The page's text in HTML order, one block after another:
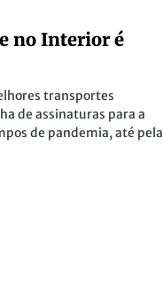
no Interior é
transportes
de assinaturas para a
de pandemia, até pela